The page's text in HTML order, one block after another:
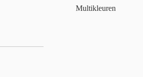
Multikleuren